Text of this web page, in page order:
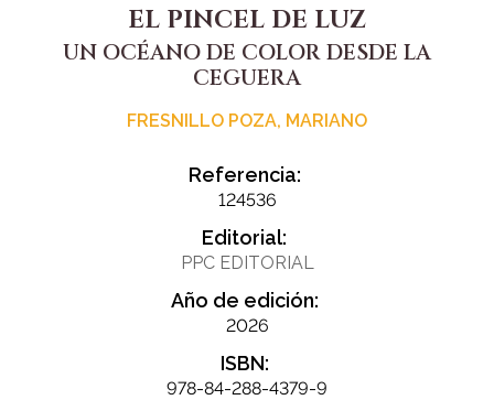
EL PINCEL DE LUZ
UN OCÉANO DE COLOR DESDE LA
CEGUERA
FRESNILLO POZA, MARIANO
Referencia:
124536
Editorial:
PPC EDITORIAL
Año de edición:
2026
ISBN:
978-84-288-4379-9